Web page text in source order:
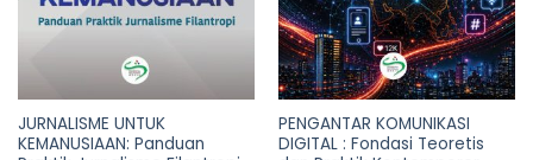
JURNALISME UNTUK
KEMANUSIAAN: Panduan
PENGANTAR KOMUNIKASI
DIGITAL : Fondasi Teoretis